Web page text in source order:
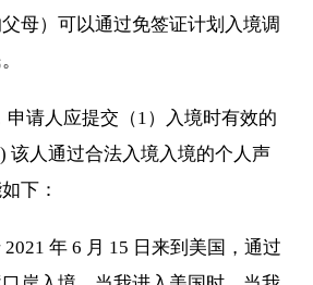
母）可以通过免签证计划入境调
申请人应提交（1）入境时有效的
该人通过合法入境入境的个人声
下：
2021 年 6 月 15 日来到美国，通过